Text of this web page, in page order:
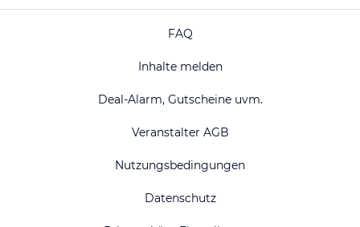
FAQ
Inhalte melden
Deal-Alarm, Gutscheine uvm.
Veranstalter AGB
Nutzungsbedingungen
Datenschutz